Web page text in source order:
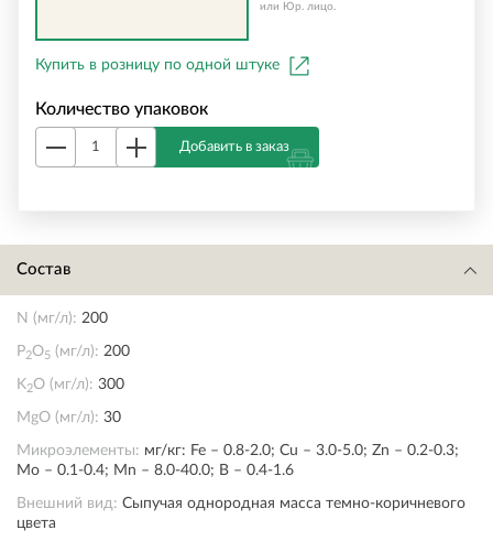
или Юр. лицо.
Купить в розницу по одной штуке
Количество упаковок
Добавить в заказ
Состав
N (мг/л): 200
P2O5 (мг/л): 200
K2O (мг/л): 300
MgO (мг/л): 30
Микроэлементы: мг/кг: Fe – 0.8-2.0; Cu – 3.0-5.0; Zn – 0.2-0.3;
Mo – 0.1-0.4; Mn – 8.0-40.0; B – 0.4-1.6
Внешний вид: Сыпучая однородная масса темно-коричневого
цвета